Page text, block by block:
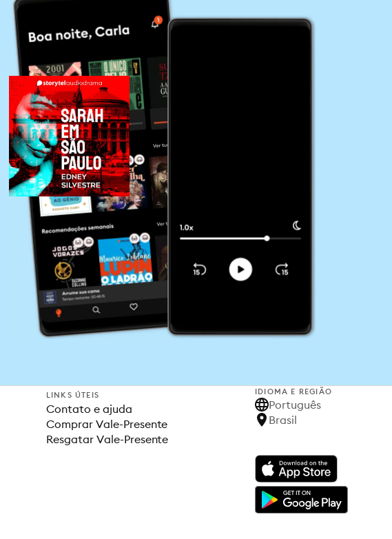
LINKS ÚTEIS
Contato e ajuda
Comprar Vale-Presente
Resgatar Vale-Presente
IDIOMA E REGIÃO
Português
Brasil